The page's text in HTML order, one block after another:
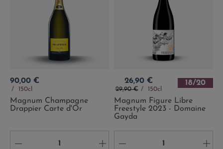
Prix
90,00 €
150cl
Magnum Champagne
Drappier Carte d'Or
- +
Prix
26,90 €
Prix de base
29,90 € 150cl
18/20
Magnum Figure Libre
Freestyle 2023 - Domaine
Gayda
- +